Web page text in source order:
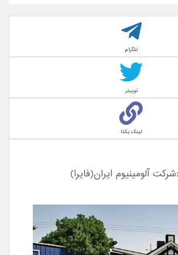
تلگرام
توییتر
لینک یکتا
آلومینیوم ایران(فایرا)